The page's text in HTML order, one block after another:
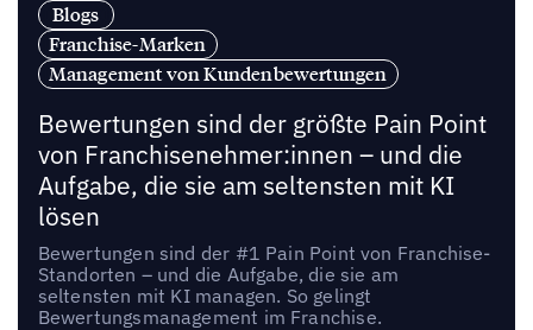
Blogs
Franchise-Marken
Management von Kundenbewertungen
Bewertungen sind der größte Pain Point
von Franchisenehmer:innen – und die
Aufgabe, die sie am seltensten mit KI
lösen
Bewertungen sind der #1 Pain Point von Franchise-
Standorten – und die Aufgabe, die sie am
seltensten mit KI managen. So gelingt
Bewertungsmanagement im Franchise.